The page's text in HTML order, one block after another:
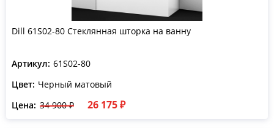
Dill 61S02-80 Стеклянная шторка на ванну
Артикул: 61S02-80
Цвет: Черный матовый
Цена: 34 900 ₽ 26 175 ₽